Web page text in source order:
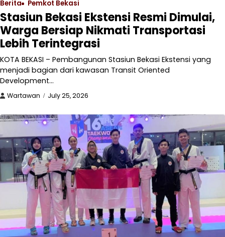
Berita Pemkot Bekasi
Stasiun Bekasi Ekstensi Resmi Dimulai,
Warga Bersiap Nikmati Transportasi
Lebih Terintegrasi
KOTA BEKASI – Pembangunan Stasiun Bekasi Ekstensi yang
menjadi bagian dari kawasan Transit Oriented
Development…
Wartawan July 25, 2026